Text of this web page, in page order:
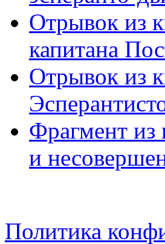
Отрывок из
капитана
Отрывок из
Фрагмент
и
Политика